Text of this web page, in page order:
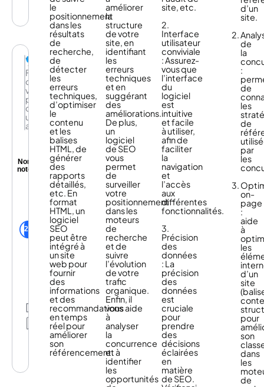
Yext
Faites
de
votre
présence
digital
un
atout
Non
noté
permet
marques
de
faire
de
présence
digitale
véritable
stratégique.
vous
aidons
fournir
cohérentes,
25
utilisateurs Yext
de la
communauté
Partage
Mes
listes
le
positionnement
dans les
résultats
de
recherche,
de
détecter
les
erreurs
techniques,
d’optimiser
le
contenu
et les
balises
HTML, de
générer
des
rapports
détaillés,
etc. En
format
HTML, un
logiciel
SEO
peut être
intégré à
un site
web pour
fournir
des
informations
et des
recommandations
en temps
réel pour
améliorer
son
référencement.
améliorer
la
structure
de votre
site, en
identifiant
les
erreurs
techniques
et en
suggérant
des
améliorations.
De plus,
un
logiciel
de SEO
vous
permet
de
surveiller
votre
positionnement
dans les
moteurs
de
recherche
et de
suivre
l’évolution
de votre
trafic
organique.
Enfin, il
vous aide
à
analyser
la
concurrence
et à
identifier
les
opportunités
site, etc.
2.
Interface
utilisateur
conviviale
: Assurez-
vous que
l’interface
du
logiciel
est
intuitive
et facile
à utiliser,
afin de
faciliter
la
navigation
et
l’accès
aux
différentes
fonctionnalités.
3.
Précision
des
données
: La
précision
des
données
est
cruciale
pour
prendre
des
décisions
éclairées
en
matière
de SEO.
d’un
site.
de
la
:
de
les
de
par
les
on-
page
:
aide
à
les
d’un
site
pour
son
dans
les
de